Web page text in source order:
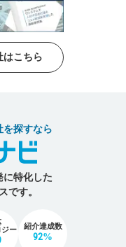
はこちら
を探すなら
に特化した
です。
ジー
紹介達成数
92%